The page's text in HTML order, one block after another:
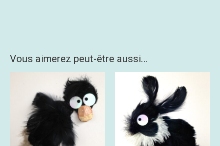
Vous aimerez peut-être aussi…